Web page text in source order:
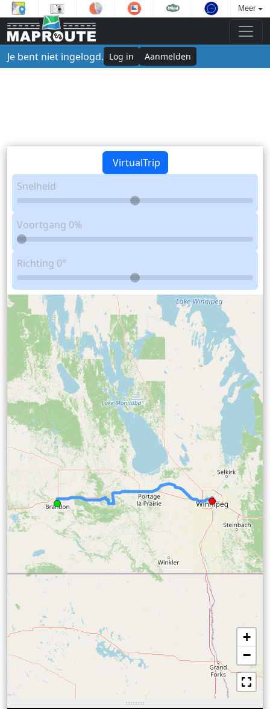
Meer
Je bent niet ingelogd. Log in Aanmelden
VirtualTrip
Snelheid
Voortgang 0%
Richting 0°
+
−